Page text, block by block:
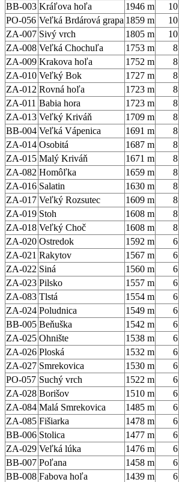
BB-003 Kráľova hoľa 1946 m 10
PO-056 Veľká Brdárová grapa 1859 m 10
ZA-007 Sivý vrch 1805 m 10
ZA-008 Veľká Chochuľa 1753 m 8
ZA-009 Krakova hoľa 1752 m 8
ZA-010 Veľký Bok 1727 m 8
ZA-012 Rovná hoľa 1723 m 8
ZA-011 Babia hora 1723 m 8
ZA-013 Veľký Kriváň 1709 m 8
BB-004 Veľká Vápenica 1691 m 8
ZA-014 Osobitá 1687 m 8
ZA-015 Malý Kriváň 1671 m 8
ZA-082 Homôľka 1659 m 8
ZA-016 Salatin 1630 m 8
ZA-017 Veľký Rozsutec 1609 m 8
ZA-019 Stoh 1608 m 8
ZA-018 Veľký Choč 1608 m 8
ZA-020 Ostredok 1592 m 6
ZA-021 Rakytov 1567 m 6
ZA-022 Siná 1560 m 6
ZA-023 Pilsko 1557 m 6
ZA-083 Tlstá 1554 m 6
ZA-024 Poludnica 1549 m 6
BB-005 Beňuška 1542 m 6
ZA-025 Ohnište 1538 m 6
ZA-026 Ploská 1532 m 6
ZA-027 Smrekovica 1530 m 6
PO-057 Suchý vrch 1522 m 6
ZA-028 Borišov 1510 m 6
ZA-084 Malá Smrekovica 1485 m 6
ZA-085 Fišiarka 1478 m 6
BB-006 Stolica 1477 m 6
ZA-029 Veľká lúka 1476 m 6
BB-007 Poľana 1458 m 6
BB-008 Fabova hoľa 1439 m 6